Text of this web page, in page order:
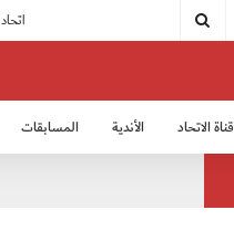
قناة الاتحاد الأندية المسابقات